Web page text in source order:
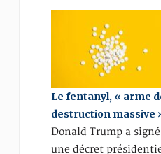
Le fentanyl, « arme
destruction massive
Donald Trump a
une décret